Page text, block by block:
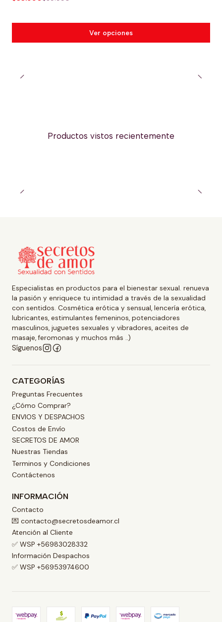
Ver opciones
Productos vistos recientemente
Especialistas en productos para el bienestar sexual. renueva
la pasión y enriquece tu intimidad a través de la sexualidad
con sentidos. Cosmética erótica y sensual, lencería erótica,
lubricantes, estimulantes femeninos, potenciadores
masculinos, juguetes sexuales y vibradores, aceites de
masaje, feromonas y muchos más ..)
Síguenos
CATEGORÍAS
Preguntas Frecuentes
¿Cómo Comprar?
ENVIOS Y DESPACHOS
Costos de Envío
SECRETOS DE AMOR
Nuestras Tiendas
Terminos y Condiciones
Contáctenos
INFORMACIÓN
Contacto
💌 contacto@secretosdeamor.cl
Atención al Cliente
✅ WSP +56983028332
Información Despachos
✅ WSP +56953974600